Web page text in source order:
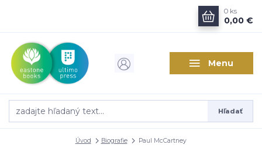
Menu
Hľadať
0 ks
0,00 €
Úvod Biografie Paul McCartney